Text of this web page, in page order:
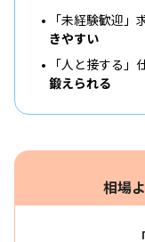
「未経験歓迎」
きやすい
「人と接する」
鍛えられる
相場